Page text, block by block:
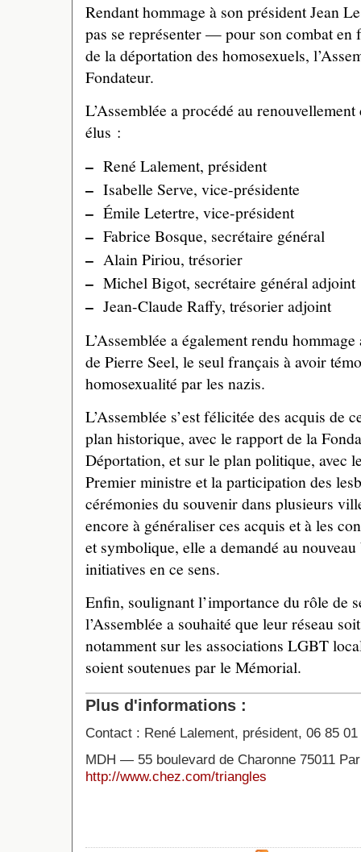
Rendant hommage à son président Jean
pas se représenter — pour son combat en
de la déportation des homosexuels,
Fondateur.
L’Assemblée a procédé au
élus :
– René Lalement, président
– Isabelle Serve, vice-présidente
– Émile Letertre, vice-président
– Fabrice Bosque, secrétaire général
– Alain Piriou, trésorier
– Michel Bigot, secrétaire général adjoint
– Jean-Claude Raffy, trésorier adjoint
L’Assemblée a également rendu
de Pierre Seel, le seul français à avoir
homosexualité par les nazis.
L’Assemblée s’est félicitée des acquis de
plan historique, avec le rapport de la
Déportation, et sur le plan politique, avec
Premier ministre et la participation des
cérémonies du souvenir dans plusieurs
encore à généraliser ces acquis et à les
et symbolique, elle a demandé au
initiatives en ce sens.
Enfin, soulignant l’importance du rôle de
l’Assemblée a souhaité que leur réseau
notamment sur les associations LGBT
soient soutenues par le Mémorial.
Plus d'informations :
Contact : René Lalement, président, 06 85 01
MDH — 55 boulevard de Charonne 75011
http://www.chez.com/triangles